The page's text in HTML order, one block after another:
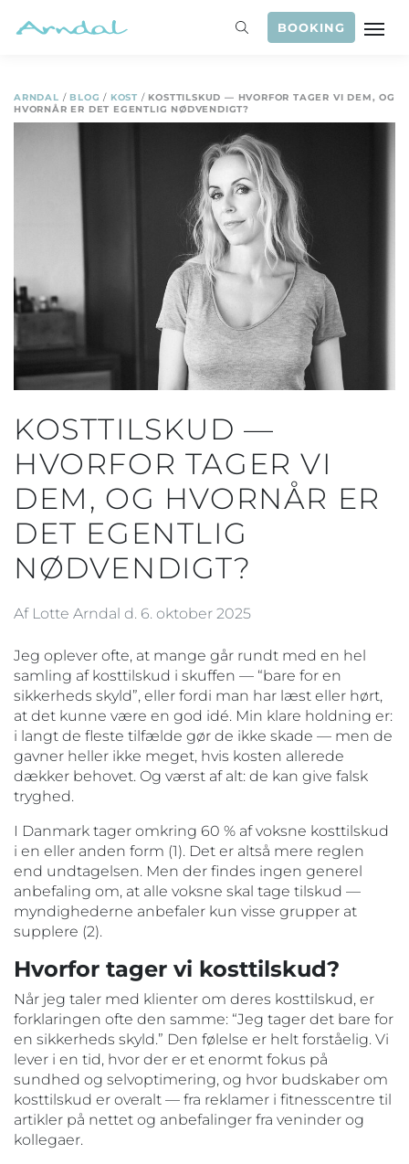
BOOKING
ARNDAL / BLOG / KOST / KOSTTILSKUD — HVORFOR TAGER VI DEM, OG
HVORNÅR ER DET EGENTLIG NØDVENDIGT?
KOSTTILSKUD —
HVORFOR TAGER VI
DEM, OG HVORNÅR ER
DET EGENTLIG
NØDVENDIGT?
Af Lotte Arndal d. 6. oktober 2025
Jeg oplever ofte, at mange går rundt med en hel
samling af kosttilskud i skuffen — “bare for en
sikkerheds skyld”, eller fordi man har læst eller hørt,
at det kunne være en god idé. Min klare holdning er:
i langt de fleste tilfælde gør de ikke skade — men de
gavner heller ikke meget, hvis kosten allerede
dækker behovet. Og værst af alt: de kan give falsk
tryghed.
I Danmark tager omkring 60 % af voksne kosttilskud
i en eller anden form (1). Det er altså mere reglen
end undtagelsen. Men der findes ingen generel
anbefaling om, at alle voksne skal tage tilskud —
myndighederne anbefaler kun visse grupper at
supplere (2).
Hvorfor tager vi kosttilskud?
Når jeg taler med klienter om deres kosttilskud, er
forklaringen ofte den samme: “Jeg tager det bare for
en sikkerheds skyld.” Den følelse er helt forståelig. Vi
lever i en tid, hvor der er et enormt fokus på
sundhed og selvoptimering, og hvor budskaber om
kosttilskud er overalt — fra reklamer i fitnesscentre til
artikler på nettet og anbefalinger fra veninder og
kollegaer.